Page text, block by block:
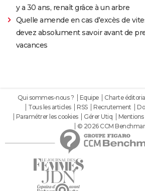
y a 30 ans, renaît grâce à un arbre
Quelle amende en cas d'excès de
devez absolument savoir avant de
vacances
Qui sommes-nous ? Equipe Charte
Tous les articles
RSS Recrutement
Paramétrer les cookies
Gérer Utiq Mentions
© 2026 CCM